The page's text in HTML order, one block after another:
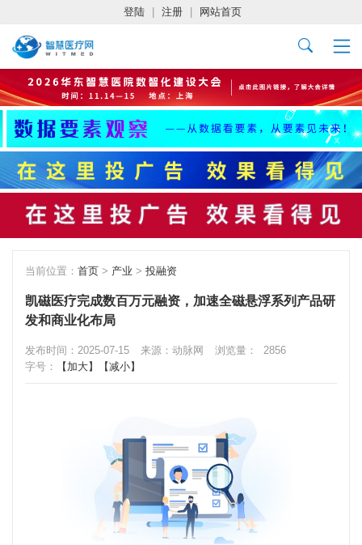
登陆 注册 网站首页
当前位置： 首页 > 产业 > 投融资
凯磁医疗完成数百万元融资，加速全磁悬浮系列产品研
发和商业化布局
发布时间：2025-07-15 来源：动脉网 浏览量：
2856
字号：
【加大】 【减小】